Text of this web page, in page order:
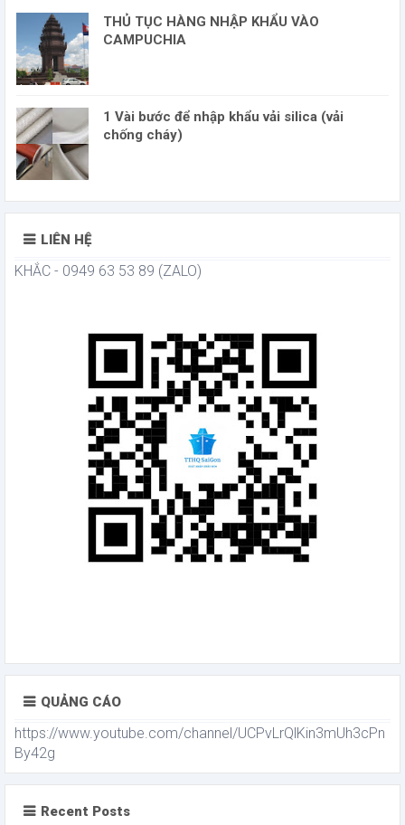
THỦ TỤC HÀNG NHẬP KHẨU VÀO
CAMPUCHIA
1 Vài bước để nhập khẩu vải silica (vải
chống cháy)
LIÊN HỆ
KHẮC - 0949 63 53 89 (ZALO)
QUẢNG CÁO
https://www.youtube.com/channel/UCPvLrQlKin3mUh3cPn
By42g
Recent Posts